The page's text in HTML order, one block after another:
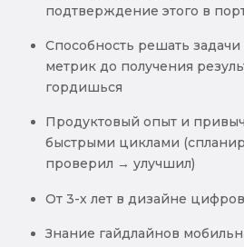
подтверждение этого в
Способность решать
метрик до получения
гордишься
Продуктовый опыт и
быстрыми циклами
проверил → улучшил)
От 3-х лет в дизайне
Знание гайдлайнов